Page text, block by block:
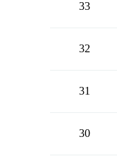
33
32
31
30